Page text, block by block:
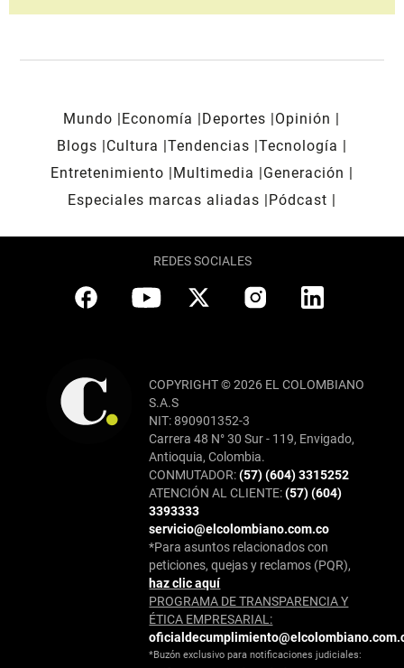
Mundo Economía Deportes
Opinión
Blogs
Cultura Tendencias Tecnología
Entretenimiento
Multimedia
Generación
Especiales marcas aliadas
Pódcast
REDES SOCIALES
COPYRIGHT © 2026 EL COLOMBIANO
S.A.S
NIT: 890901352-3
Carrera 48 N° 30 Sur - 119, Envigado,
Antioquia, Colombia.
CONMUTADOR:(57) (604) 3315252
ATENCIÓN AL CLIENTE:(57) (604)
3393333
servicio@elcolombiano.com.co
*Para asuntos relacionados con
peticiones, quejas y reclamos (PQR),
haz clic aquí
PROGRAMA DE TRANSPARENCIA Y
ÉTICA EMPRESARIAL:
*Buzón exclusivo para notificaciones judiciales: